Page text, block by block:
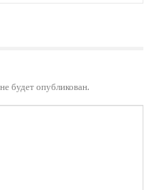
будет опубликован.